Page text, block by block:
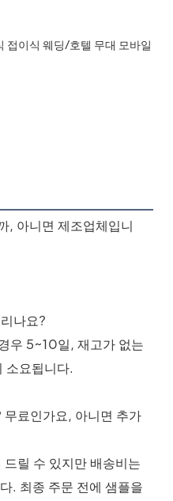
, 아니면 제조업체입니
나요?
소요됩니다.
. 최종 주문 전에 샘플을